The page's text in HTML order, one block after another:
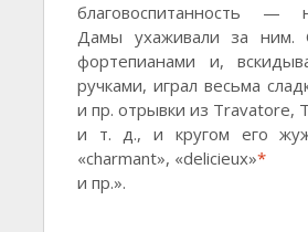
благовоспитанность —
Дамы ухаживали за ним.
фортепианами и,
ручками, играл весьма
и пр. отрывки из Travatore,
и т. д., и кругом его
«charmant», «delicieux»*
и пр.».